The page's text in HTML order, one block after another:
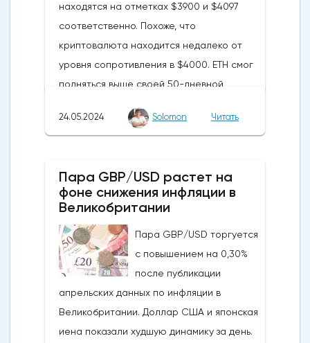
находятся на отметках $3900 и $4097
соответственно. Похоже, что
криптовалюта находится недалеко от
уровня сопротивления в $4000. ETH смог
подняться выше своей 50-дневной
бычьих колебаний, которые могут развеять
криптовалюты.Курс супер-альткоина не
рос до тех пор, пока за неделю до
21Shares и ARK не утвердили спотовые ETF
на Ethereum. К счастью для Ethereum, в
понедельник, 20 мая, ожидания стали
более оптимистичными, что помогло
криптовалюте вырасти более чем на 20%.
Таким образом, Ethereum преодолел
24.05.2024 Solomon Читать
Пара GBP/USD растет на
фоне снижения инфляции в
Великобритании
Пара GBP/USD торгуется
с повышением на 0,30%
после публикации
апрельских данных по инфляции в
Великобритании. Доллар США и японская
иена показали худшую динамику за день.